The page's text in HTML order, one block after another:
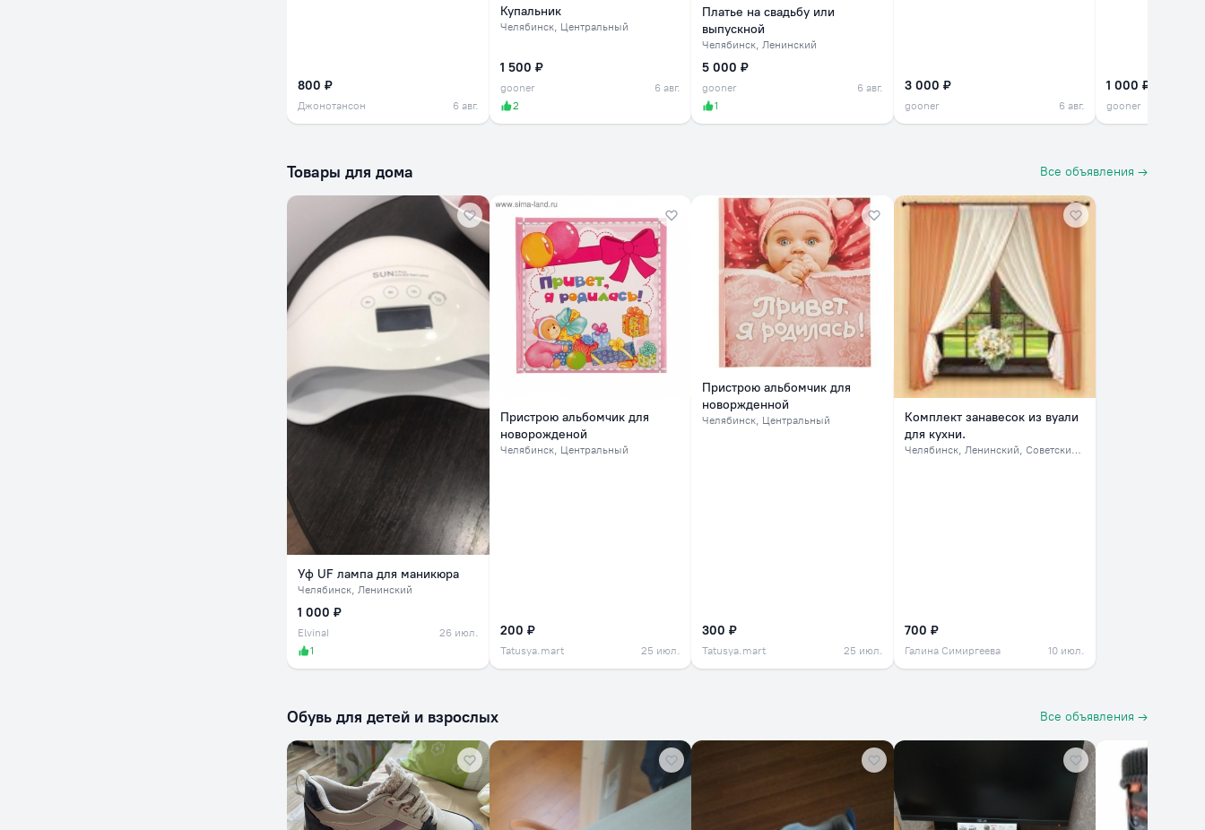
800 ₽
Джонотансон 6 авг.
Купальник
Челябинск, Центральный
1 500 ₽
gooner
6 авг.
2
Платье на свадьбу или
выпускной
Челябинск, Ленинский
5 000 ₽
gooner
6 авг.
1
3 000 ₽
gooner 6 авг.
1 000 ₽
gooner
Товары для дома Все объявления →
Уф UF лампа для маникюра
Челябинск, Ленинский
1 000 ₽
ElvinaI
26 июл.
1
Пристрою альбомчик для
новорожденой
Челябинск, Центральный
200 ₽
Tatusya.mart 25 июл.
Пристрою альбомчик для
новоржденной
Челябинск, Центральный
300 ₽
Tatusya.mart 25 июл.
Комплект занавесок из вуали
для кухни.
Челябинск, Ленинский, Советский, северок
700 ₽
Галина Симиргеева 10 июл.
Обувь для детей и взрослых Все объявления →